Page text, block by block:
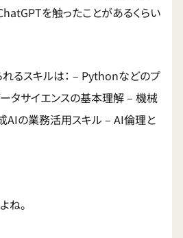
を触ったことがあるくらい
るスキルは： – Pythonなどのプ
タサイエンスの基本理解 – 機械
AIの業務活用スキル – AI倫理と
ね。